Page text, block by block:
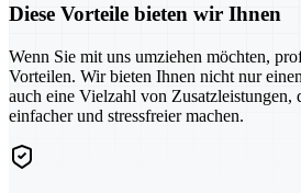
Diese Vorteile bieten wir Ihnen
Wenn Sie mit uns umziehen möchten,
Vorteilen. Wir bieten Ihnen nicht nur
auch eine Vielzahl von Zusatzleistungen,
einfacher und stressfreier machen.